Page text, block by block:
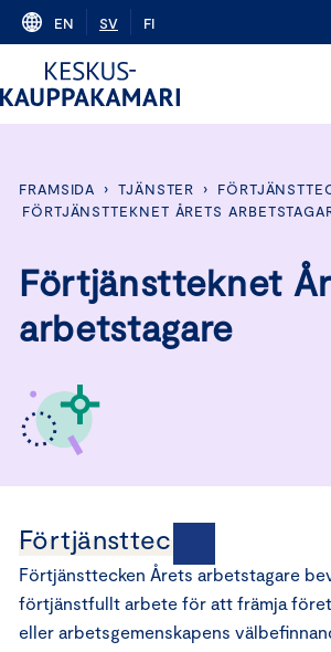
Skip
content
EN SV FI
FRAMSIDA › TJÄNSTER ›
FÖRTJÄNSTTEKNET ÅRETS
Förtjänstteknet
arbetstagare
Förtjänsttecken
Förtjänsttecken Årets arbetstagare
förtjänstfullt arbete för att främja
eller arbetsgemenskapens